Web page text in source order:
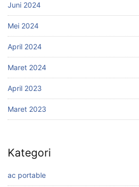
Juni 2024
Mei 2024
April 2024
Maret 2024
April 2023
Maret 2023
Kategori
ac portable